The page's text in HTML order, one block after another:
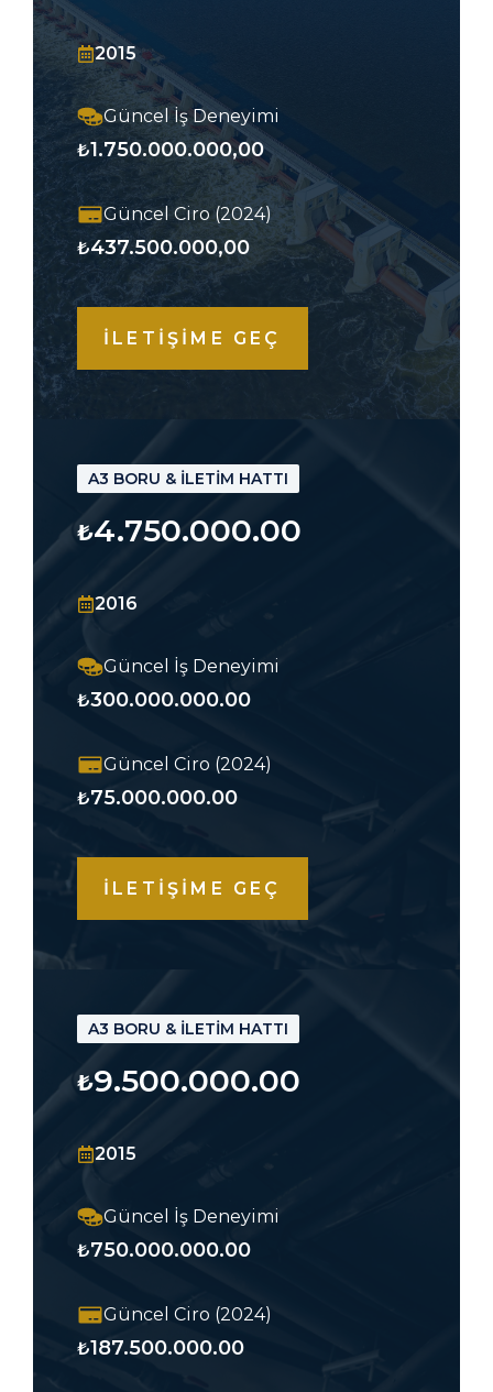
2015
Güncel İş Deneyimi
₺1.750.000.000,00
Güncel Ciro (2024)
₺437.500.000,00
İLETİŞİME GEÇ
A3 BORU & İLETİM HATTI
₺4.750.000.00
2016
Güncel İş Deneyimi
₺300.000.000.00
Güncel Ciro (2024)
₺75.000.000.00
İLETİŞİME GEÇ
A3 BORU & İLETİM HATTI
₺9.500.000.00
2015
Güncel İş Deneyimi
₺750.000.000.00
Güncel Ciro (2024)
₺187.500.000.00